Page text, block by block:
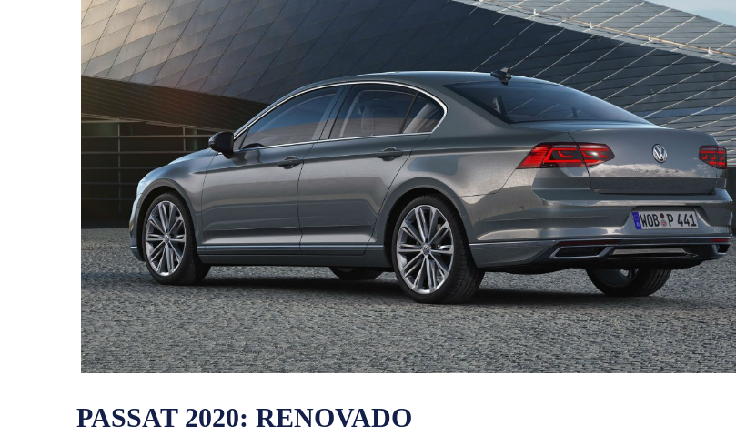
PASSAT 2020: RENOVADO